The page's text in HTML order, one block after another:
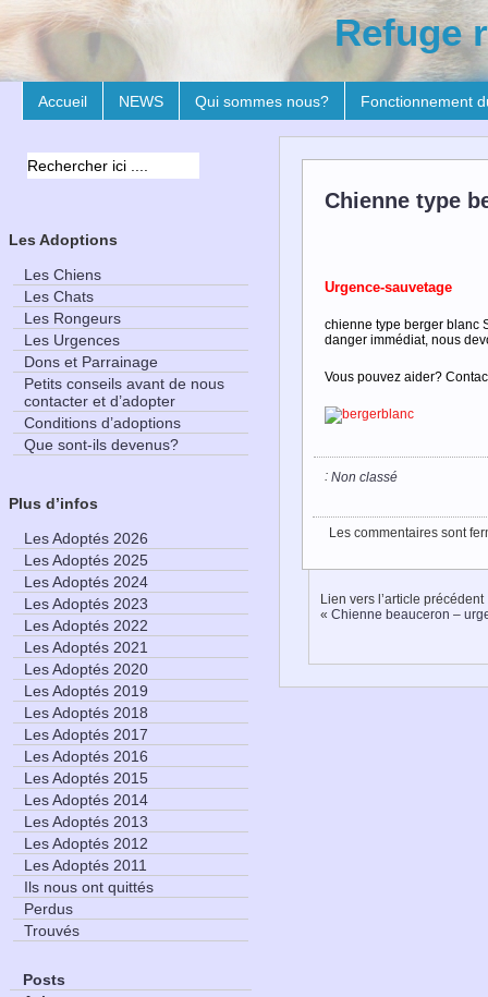
Refuge
Accueil NEWS Qui sommes nous? Fonctionnement
Chienne type
Urgence-sauvetage
chienne type berger blanc
danger immédiat, nous
Vous pouvez aider?
: Non classé
Les commentaires sont
Lien vers l’article précédent
« Chienne beauceron –
Les Adoptions
Les Chiens
Les Chats
Les Rongeurs
Les Urgences
Dons et Parrainage
Petits conseils avant de nous
contacter et d’adopter
Conditions d’adoptions
Que sont-ils devenus?
Plus d’infos
Les Adoptés 2026
Les Adoptés 2025
Les Adoptés 2024
Les Adoptés 2023
Les Adoptés 2022
Les Adoptés 2021
Les Adoptés 2020
Les Adoptés 2019
Les Adoptés 2018
Les Adoptés 2017
Les Adoptés 2016
Les Adoptés 2015
Les Adoptés 2014
Les Adoptés 2013
Les Adoptés 2012
Les Adoptés 2011
Ils nous ont quittés
Perdus
Trouvés
Posts